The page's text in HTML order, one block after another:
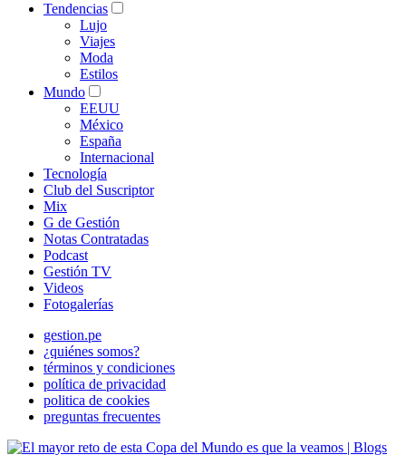
Tendencias
Lujo
Viajes
Moda
Estilos
Mundo
EEUU
México
España
Internacional
Tecnología
Club del Suscriptor
Mix
G de Gestión
Notas Contratadas
Podcast
Gestión TV
Videos
Fotogalerías
gestion.pe
¿quiénes somos?
términos y condiciones
política de privacidad
politica de cookies
preguntas frecuentes